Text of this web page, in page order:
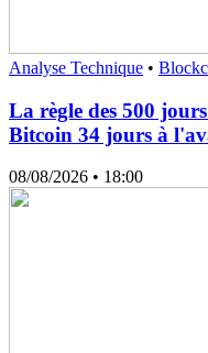
Analyse Technique •
La règle des 500
Bitcoin 34 jours à
08/08/2026 • 18:00